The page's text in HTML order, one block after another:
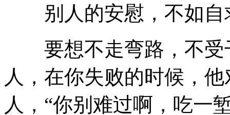
别人的安慰，不如自
要想不走弯路，不受
人，在你失败的时候，
人，“你别难过啊，吃一